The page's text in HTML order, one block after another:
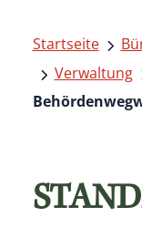
Startseite
Verwaltung